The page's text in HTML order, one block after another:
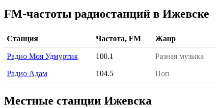
FM-частоты радиостанций в Ижевске
Станция Частота, FM Жанр
Радио Моя Удмуртия 100.1 Разная музыка
Радио Адам 104.5 Поп
Местные станции Ижевска